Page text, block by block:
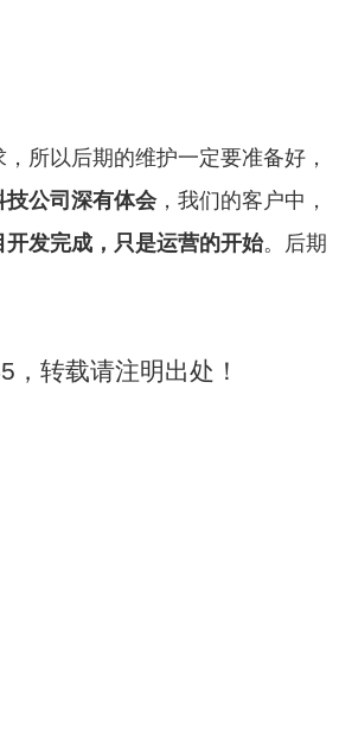
所以后期的维护一定要准备好，
技公司深有体会，我们的客户中，
开发完成，只是运营的开始。后期
转载请注明出处！